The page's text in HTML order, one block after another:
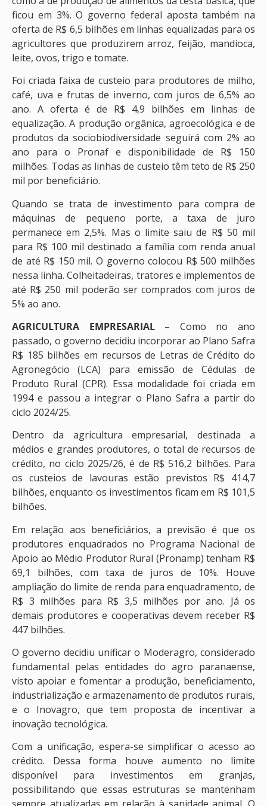
ficou em 3%. O governo federal aposta também na
oferta de R$ 6,5 bilhões em linhas equalizadas para os
agricultores que produzirem arroz, feijão, mandioca,
leite, ovos, trigo e tomate.
Foi criada faixa de custeio para produtores de milho,
café, uva e frutas de inverno, com juros de 6,5% ao
ano. A oferta é de R$ 4,9 bilhões em linhas de
equalização. A produção orgânica, agroecológica e de
produtos da sociobiodiversidade seguirá com 2% ao
ano para o Pronaf e disponibilidade de R$ 150
milhões. Todas as linhas de custeio têm teto de R$ 250
mil por beneficiário.
Quando se trata de investimento para compra de
máquinas de pequeno porte, a taxa de juro
permanece em 2,5%. Mas o limite saiu de R$ 50 mil
para R$ 100 mil destinado a família com renda anual
de até R$ 150 mil. O governo colocou R$ 500 milhões
nessa linha. Colheitadeiras, tratores e implementos de
até R$ 250 mil poderão ser comprados com juros de
5% ao ano.
AGRICULTURA EMPRESARIAL– Como no ano
passado, o governo decidiu incorporar ao Plano Safra
R$ 185 bilhões em recursos de Letras de Crédito do
Agronegócio (LCA) para emissão de Cédulas de
Produto Rural (CPR). Essa modalidade foi criada em
1994 e passou a integrar o Plano Safra a partir do
ciclo 2024/25.
Dentro da agricultura empresarial, destinada a
médios e grandes produtores, o total de recursos de
crédito, no ciclo 2025/26, é de R$ 516,2 bilhões. Para
os custeios de lavouras estão previstos R$ 414,7
bilhões, enquanto os investimentos ficam em R$ 101,5
bilhões.
Em relação aos beneficiários, a previsão é que os
produtores enquadrados no Programa Nacional de
Apoio ao Médio Produtor Rural (Pronamp) tenham R$
69,1 bilhões, com taxa de juros de 10%. Houve
ampliação do limite de renda para enquadramento, de
R$ 3 milhões para R$ 3,5 milhões por ano. Já os
demais produtores e cooperativas devem receber R$
447 bilhões.
O governo decidiu unificar o Moderagro, considerado
fundamental pelas entidades do agro paranaense,
visto apoiar e fomentar a produção, beneficiamento,
industrialização e armazenamento de produtos rurais,
e o Inovagro, que tem proposta de incentivar a
inovação tecnológica.
Com a unificação, espera-se simplificar o acesso ao
crédito. Dessa forma houve aumento no limite
disponível para investimentos em granjas,
possibilitando que essas estruturas se mantenham